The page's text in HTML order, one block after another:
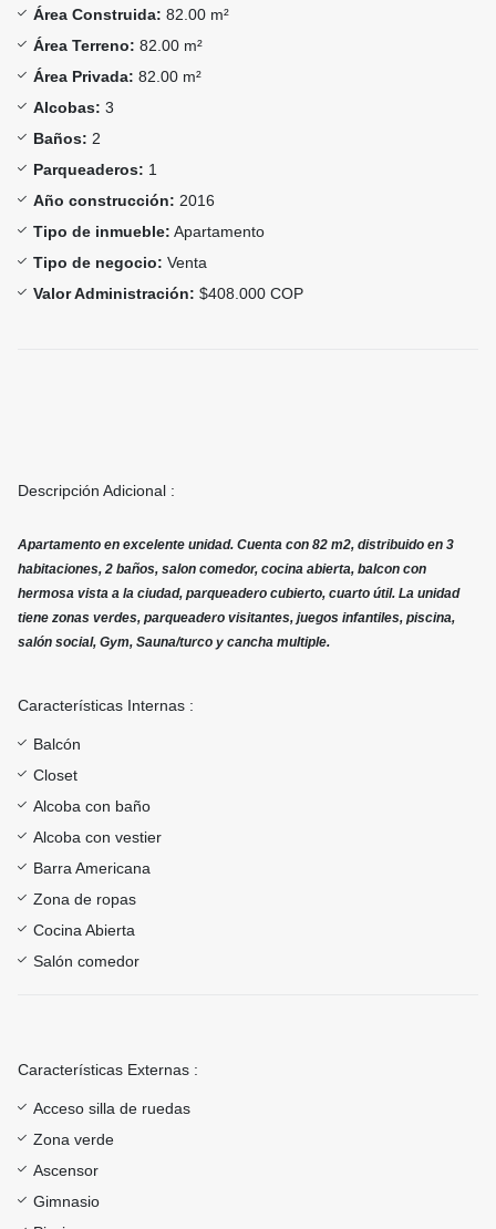
Área Construida: 82.00 m²
Área Terreno: 82.00 m²
Área Privada: 82.00 m²
Alcobas: 3
Baños: 2
Parqueaderos: 1
Año construcción: 2016
Tipo de inmueble: Apartamento
Tipo de negocio: Venta
Valor Administración: $408.000 COP
Descripción Adicional :
Apartamento en excelente unidad. Cuenta con 82 m2, distribuido en 3
habitaciones, 2 baños, salon comedor, cocina abierta, balcon con
hermosa vista a la ciudad, parqueadero cubierto, cuarto útil. La unidad
tiene zonas verdes, parqueadero visitantes, juegos infantiles, piscina,
salón social, Gym, Sauna/turco y cancha multiple.
Características Internas :
Balcón
Closet
Alcoba con baño
Alcoba con vestier
Barra Americana
Zona de ropas
Cocina Abierta
Salón comedor
Características Externas :
Acceso silla de ruedas
Zona verde
Ascensor
Gimnasio